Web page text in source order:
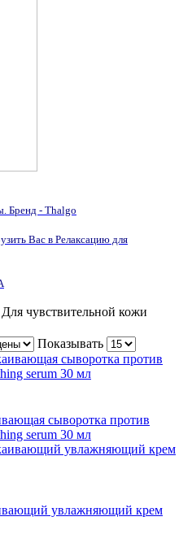
Бренд - Thalgo
Вас в Релаксацию для
чувствительной кожи
Показывать
сыворотка против
serum 30 мл
увлажняющий крем